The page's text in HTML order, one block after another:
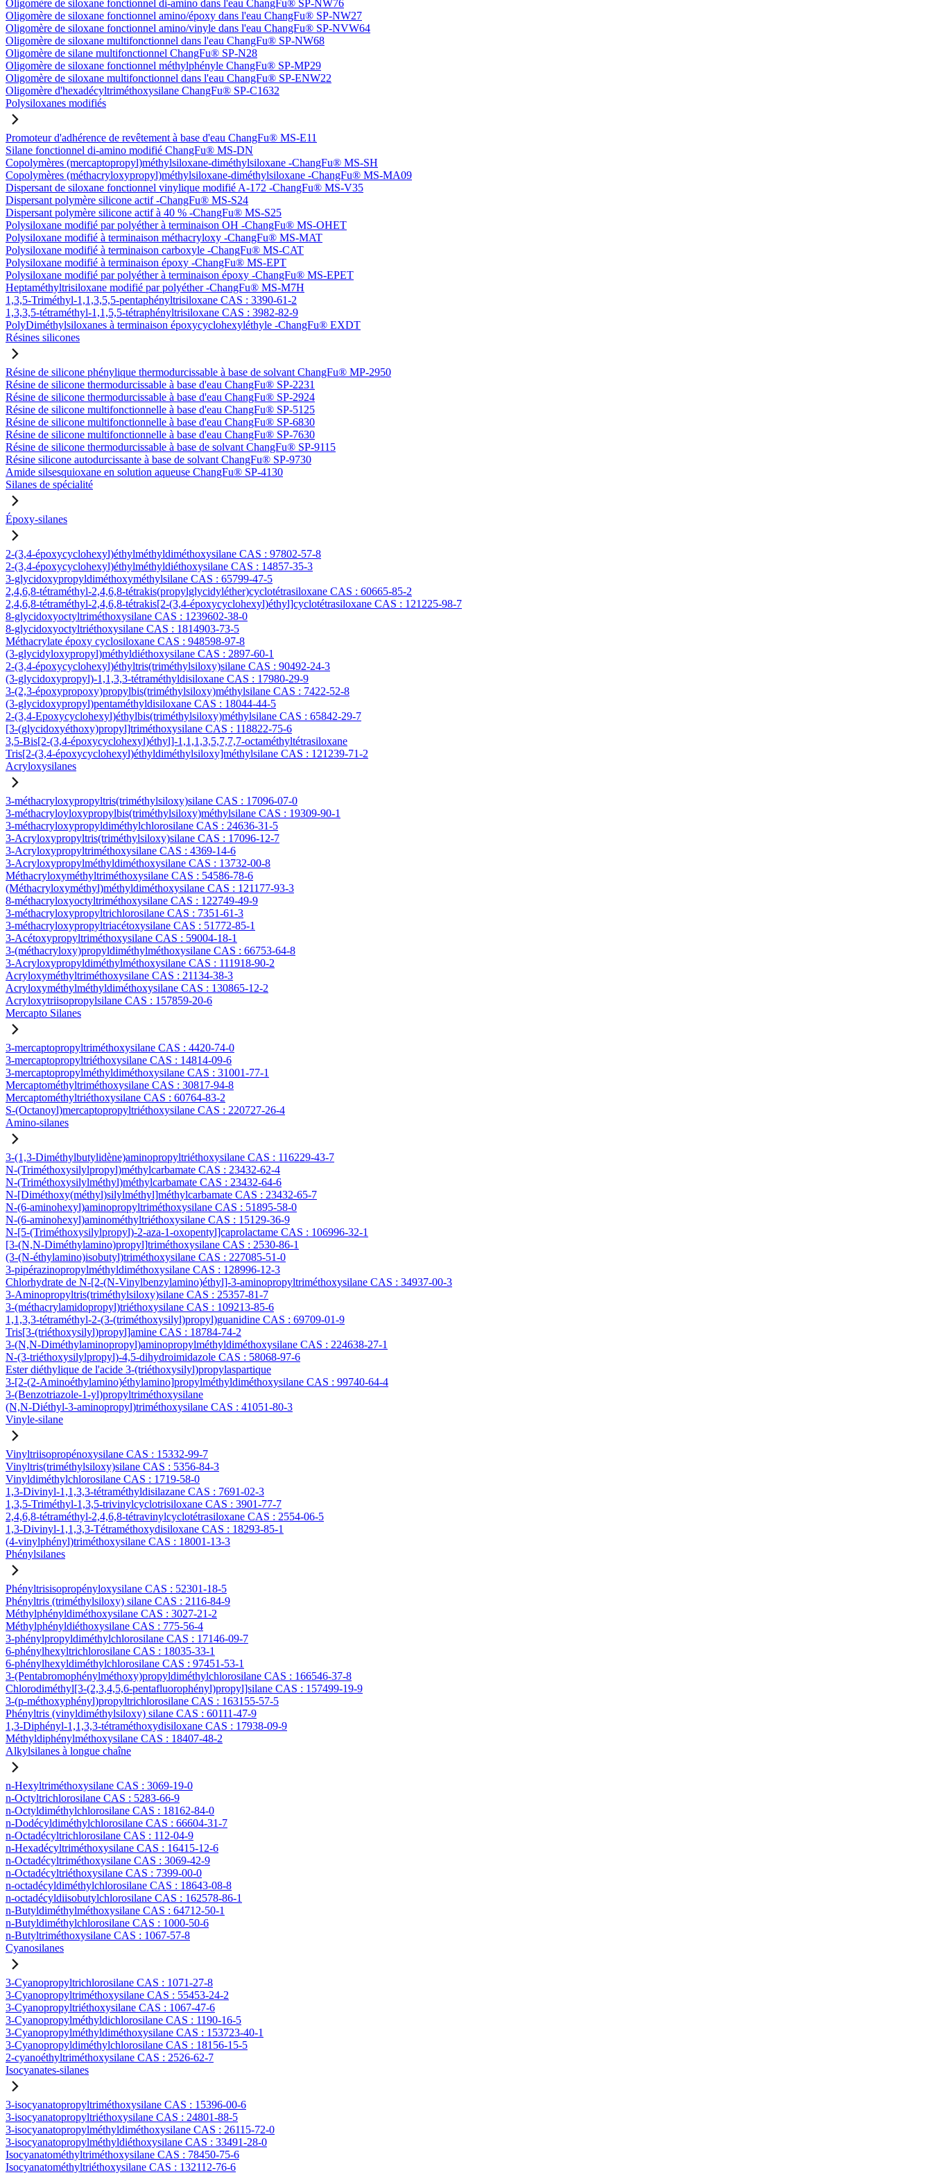
Oligomère de siloxane fonctionnel di-amino dans l'eau ChangFu® SP-NW76
Oligomère de siloxane fonctionnel amino/époxy dans l'eau ChangFu® SP-NW27
Oligomère de siloxane fonctionnel amino/vinyle dans l'eau ChangFu® SP-NVW64
Oligomère de siloxane multifonctionnel dans l'eau ChangFu® SP-NW68
Oligomère de silane multifonctionnel ChangFu® SP-N28
Oligomère de siloxane fonctionnel méthylphényle ChangFu® SP-MP29
Oligomère de siloxane multifonctionnel dans l'eau ChangFu® SP-ENW22
Oligomère d'hexadécyltriméthoxysilane ChangFu® SP-C1632
Polysiloxanes modifiés
Promoteur d'adhérence de revêtement à base d'eau ChangFu® MS-E11
Silane fonctionnel di-amino modifié ChangFu® MS-DN
Copolymères (mercaptopropyl)méthylsiloxane-diméthylsiloxane -ChangFu® MS-SH
Copolymères (méthacryloxypropyl)méthylsiloxane-diméthylsiloxane -ChangFu® MS-MA09
Dispersant de siloxane fonctionnel vinylique modifié A-172 -ChangFu® MS-V35
Dispersant polymère silicone actif -ChangFu® MS-S24
Dispersant polymère silicone actif à 40 % -ChangFu® MS-S25
Polysiloxane modifié par polyéther à terminaison OH -ChangFu® MS-OHET
Polysiloxane modifié à terminaison méthacryloxy -ChangFu® MS-MAT
Polysiloxane modifié à terminaison carboxyle -ChangFu® MS-CAT
Polysiloxane modifié à terminaison époxy -ChangFu® MS-EPT
Polysiloxane modifié par polyéther à terminaison époxy -ChangFu® MS-EPET
Heptaméthyltrisiloxane modifié par polyéther -ChangFu® MS-M7H
1,3,5-Triméthyl-1,1,3,5,5-pentaphényltrisiloxane CAS : 3390-61-2
1,3,3,5-tétraméthyl-1,1,5,5-tétraphényltrisiloxane CAS : 3982-82-9
PolyDiméthylsiloxanes à terminaison époxycyclohexyléthyle -ChangFu® EXDT
Résines silicones
Résine de silicone phénylique thermodurcissable à base de solvant ChangFu® MP-2950
Résine de silicone thermodurcissable à base d'eau ChangFu® SP-2231
Résine de silicone thermodurcissable à base d'eau ChangFu® SP-2924
Résine de silicone multifonctionnelle à base d'eau ChangFu® SP-5125
Résine de silicone multifonctionnelle à base d'eau ChangFu® SP-6830
Résine de silicone multifonctionnelle à base d'eau ChangFu® SP-7630
Résine de silicone thermodurcissable à base de solvant ChangFu® SP-9115
Résine silicone autodurcissante à base de solvant ChangFu® SP-9730
Amide silsesquioxane en solution aqueuse ChangFu® SP-4130
Silanes de spécialité
Époxy-silanes
2-(3,4-époxycyclohexyl)éthylméthyldiméthoxysilane CAS : 97802-57-8
2-(3,4-époxycyclohexyl)éthylméthyldiéthoxysilane CAS : 14857-35-3
3-glycidoxypropyldiméthoxyméthylsilane CAS : 65799-47-5
2,4,6,8-tétraméthyl-2,4,6,8-tétrakis(propylglycidyléther)cyclotétrasiloxane CAS : 60665-85-2
2,4,6,8-tétraméthyl-2,4,6,8-tétrakis[2-(3,4-époxycyclohexyl)éthyl]cyclotétrasiloxane CAS : 121225-98-7
8-glycidoxyoctyltriméthoxysilane CAS : 1239602-38-0
8-glycidoxyoctyltriéthoxysilane CAS : 1814903-73-5
Méthacrylate époxy cyclosiloxane CAS : 948598-97-8
(3-glycidyloxypropyl)méthyldiéthoxysilane CAS : 2897-60-1
2-(3,4-époxycyclohexyl)éthyltris(triméthylsiloxy)silane CAS : 90492-24-3
(3-glycidoxypropyl)-1,1,3,3-tétraméthyldisiloxane CAS : 17980-29-9
3-(2,3-époxypropoxy)propylbis(triméthylsiloxy)méthylsilane CAS : 7422-52-8
(3-glycidoxypropyl)pentaméthyldisiloxane CAS : 18044-44-5
2-(3,4-Epoxycyclohexyl)éthylbis(triméthylsiloxy)méthylsilane CAS : 65842-29-7
[3-(glycidoxyéthoxy)propyl]triméthoxysilane CAS : 118822-75-6
3,5-Bis[2-(3,4-époxycyclohexyl)éthyl]-1,1,1,3,5,7,7,7-octaméthyltétrasiloxane
Tris[2-(3,4-époxycyclohexyl)éthyldiméthylsiloxy]méthylsilane CAS : 121239-71-2
Acryloxysilanes
3-méthacryloxypropyltris(triméthylsiloxy)silane CAS : 17096-07-0
3-méthacryloyloxypropylbis(triméthylsiloxy)méthylsilane CAS : 19309-90-1
3-méthacryloxypropyldiméthylchlorosilane CAS : 24636-31-5
3-Acryloxypropyltris(triméthylsiloxy)silane CAS : 17096-12-7
3-Acryloxypropyltriméthoxysilane CAS : 4369-14-6
3-Acryloxypropylméthyldiméthoxysilane CAS : 13732-00-8
Méthacryloxyméthyltriméthoxysilane CAS : 54586-78-6
(Méthacryloxyméthyl)méthyldiméthoxysilane CAS : 121177-93-3
8-méthacryloxyoctyltriméthoxysilane CAS : 122749-49-9
3-méthacryloxypropyltrichlorosilane CAS : 7351-61-3
3-méthacryloxypropyltriacétoxysilane CAS : 51772-85-1
3-Acétoxypropyltriméthoxysilane CAS : 59004-18-1
3-(méthacryloxy)propyldiméthylméthoxysilane CAS : 66753-64-8
3-Acryloxypropyldiméthylméthoxysilane CAS : 111918-90-2
Acryloxyméthyltriméthoxysilane CAS : 21134-38-3
Acryloxyméthylméthyldiméthoxysilane CAS : 130865-12-2
Acryloxytriisopropylsilane CAS : 157859-20-6
Mercapto Silanes
3-mercaptopropyltriméthoxysilane CAS : 4420-74-0
3-mercaptopropyltriéthoxysilane CAS : 14814-09-6
3-mercaptopropylméthyldiméthoxysilane CAS : 31001-77-1
Mercaptométhyltriméthoxysilane CAS : 30817-94-8
Mercaptométhyltriéthoxysilane CAS : 60764-83-2
S-(Octanoyl)mercaptopropyltriéthoxysilane CAS : 220727-26-4
Amino-silanes
3-(1,3-Diméthylbutylidène)aminopropyltriéthoxysilane CAS : 116229-43-7
N-(Triméthoxysilylpropyl)méthylcarbamate CAS : 23432-62-4
N-(Triméthoxysilylméthyl)méthylcarbamate CAS : 23432-64-6
N-[Diméthoxy(méthyl)silylméthyl]méthylcarbamate CAS : 23432-65-7
N-(6-aminohexyl)aminopropyltriméthoxysilane CAS : 51895-58-0
N-(6-aminohexyl)aminométhyltriéthoxysilane CAS : 15129-36-9
N-[5-(Triméthoxysilylpropyl)-2-aza-1-oxopentyl]caprolactame CAS : 106996-32-1
[3-(N,N-Diméthylamino)propyl]triméthoxysilane CAS : 2530-86-1
(3-(N-éthylamino)isobutyl)triméthoxysilane CAS : 227085-51-0
3-pipérazinopropylméthyldiméthoxysilane CAS : 128996-12-3
Chlorhydrate de N-[2-(N-Vinylbenzylamino)éthyl]-3-aminopropyltriméthoxysilane CAS : 34937-00-3
3-Aminopropyltris(triméthylsiloxy)silane CAS : 25357-81-7
3-(méthacrylamidopropyl)triéthoxysilane CAS : 109213-85-6
1,1,3,3-tétraméthyl-2-(3-(triméthoxysilyl)propyl)guanidine CAS : 69709-01-9
Tris[3-(triéthoxysilyl)propyl]amine CAS : 18784-74-2
3-(N,N-Diméthylaminopropyl)aminopropylméthyldiméthoxysilane CAS : 224638-27-1
N-(3-triéthoxysilylpropyl)-4,5-dihydroimidazole CAS : 58068-97-6
Ester diéthylique de l'acide 3-(triéthoxysilyl)propylaspartique
3-[2-(2-Aminoéthylamino)éthylamino]propylméthyldiméthoxysilane CAS : 99740-64-4
3-(Benzotriazole-1-yl)propyltriméthoxysilane
(N,N-Diéthyl-3-aminopropyl)triméthoxysilane CAS : 41051-80-3
Vinyle-silane
Vinyltriisopropénoxysilane CAS : 15332-99-7
Vinyltris(triméthylsiloxy)silane CAS : 5356-84-3
Vinyldiméthylchlorosilane CAS : 1719-58-0
1,3-Divinyl-1,1,3,3-tétraméthyldisilazane CAS : 7691-02-3
1,3,5-Triméthyl-1,3,5-trivinylcyclotrisiloxane CAS : 3901-77-7
2,4,6,8-tétraméthyl-2,4,6,8-tétravinylcyclotétrasiloxane CAS : 2554-06-5
1,3-Divinyl-1,1,3,3-Tétraméthoxydisiloxane CAS : 18293-85-1
(4-vinylphényl)triméthoxysilane CAS : 18001-13-3
Phénylsilanes
Phényltrisisopropényloxysilane CAS : 52301-18-5
Phényltris (triméthylsiloxy) silane CAS : 2116-84-9
Méthylphényldiméthoxysilane CAS : 3027-21-2
Méthylphényldiéthoxysilane CAS : 775-56-4
3-phénylpropyldiméthylchlorosilane CAS : 17146-09-7
6-phénylhexyltrichlorosilane CAS : 18035-33-1
6-phénylhexyldiméthylchlorosilane CAS : 97451-53-1
3-(Pentabromophénylméthoxy)propyldiméthylchlorosilane CAS : 166546-37-8
Chlorodiméthyl[3-(2,3,4,5,6-pentafluorophényl)propyl]silane CAS : 157499-19-9
3-(p-méthoxyphényl)propyltrichlorosilane CAS : 163155-57-5
Phényltris (vinyldiméthylsiloxy) silane CAS : 60111-47-9
1,3-Diphényl-1,1,3,3-tétraméthoxydisiloxane CAS : 17938-09-9
Méthyldiphénylméthoxysilane CAS : 18407-48-2
Alkylsilanes à longue chaîne
n-Hexyltriméthoxysilane CAS : 3069-19-0
n-Octyltrichlorosilane CAS : 5283-66-9
n-Octyldiméthylchlorosilane CAS : 18162-84-0
n-Dodécyldiméthylchlorosilane CAS : 66604-31-7
n-Octadécyltrichlorosilane CAS : 112-04-9
n-Hexadécyltriméthoxysilane CAS : 16415-12-6
n-Octadécyltriméthoxysilane CAS : 3069-42-9
n-Octadécyltriéthoxysilane CAS : 7399-00-0
n-octadécyldiméthylchlorosilane CAS : 18643-08-8
n-octadécyldiisobutylchlorosilane CAS : 162578-86-1
n-Butyldiméthylméthoxysilane CAS : 64712-50-1
n-Butyldiméthylchlorosilane CAS : 1000-50-6
n-Butyltriméthoxysilane CAS : 1067-57-8
Cyanosilanes
3-Cyanopropyltrichlorosilane CAS : 1071-27-8
3-Cyanopropyltriméthoxysilane CAS : 55453-24-2
3-Cyanopropyltriéthoxysilane CAS : 1067-47-6
3-Cyanopropylméthyldichlorosilane CAS : 1190-16-5
3-Cyanopropylméthyldiméthoxysilane CAS : 153723-40-1
3-Cyanopropyldiméthylchlorosilane CAS : 18156-15-5
2-cyanoéthyltriméthoxysilane CAS : 2526-62-7
Isocyanates-silanes
3-isocyanatopropyltriméthoxysilane CAS : 15396-00-6
3-isocyanatopropyltriéthoxysilane CAS : 24801-88-5
3-isocyanatopropylméthyldiméthoxysilane CAS : 26115-72-0
3-isocyanatopropylméthyldiéthoxysilane CAS : 33491-28-0
Isocyanatométhyltriméthoxysilane CAS : 78450-75-6
Isocyanatométhyltriéthoxysilane CAS : 132112-76-6